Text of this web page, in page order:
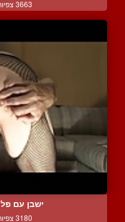
3663 צפיות
ישבן עם
3180 צפיות